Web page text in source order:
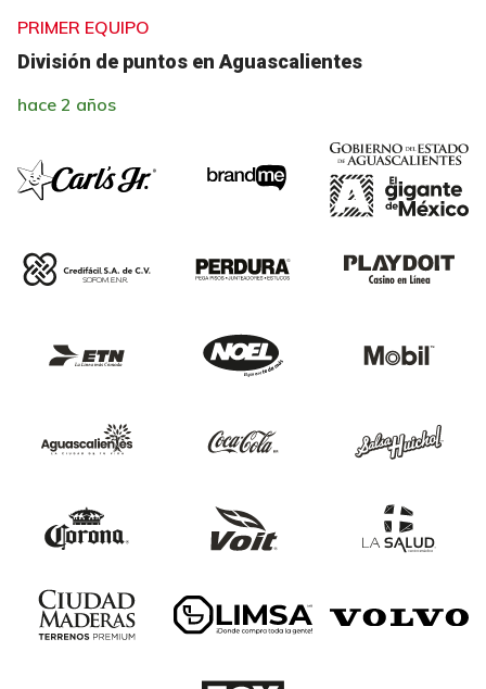
PRIMER EQUIPO
División de puntos en Aguascalientes
hace 2 años